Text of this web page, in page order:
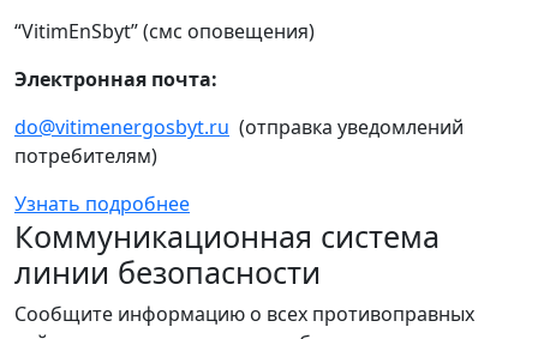
“VitimEnSbyt” (смс оповещения)
Электронная почта:
do@vitimenergosbyt.ru (отправка уведомлений
потребителям)
Узнать подробнее
Коммуникационная система
линии безопасности
Сообщите информацию о всех противоправных